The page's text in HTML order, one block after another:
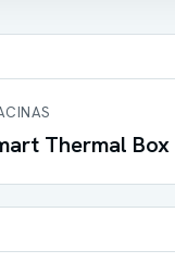
Thermal Box